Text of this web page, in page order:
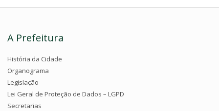
A Prefeitura
História da Cidade
Organograma
Legislação
Lei Geral de Proteção de Dados – LGPD
Secretarias